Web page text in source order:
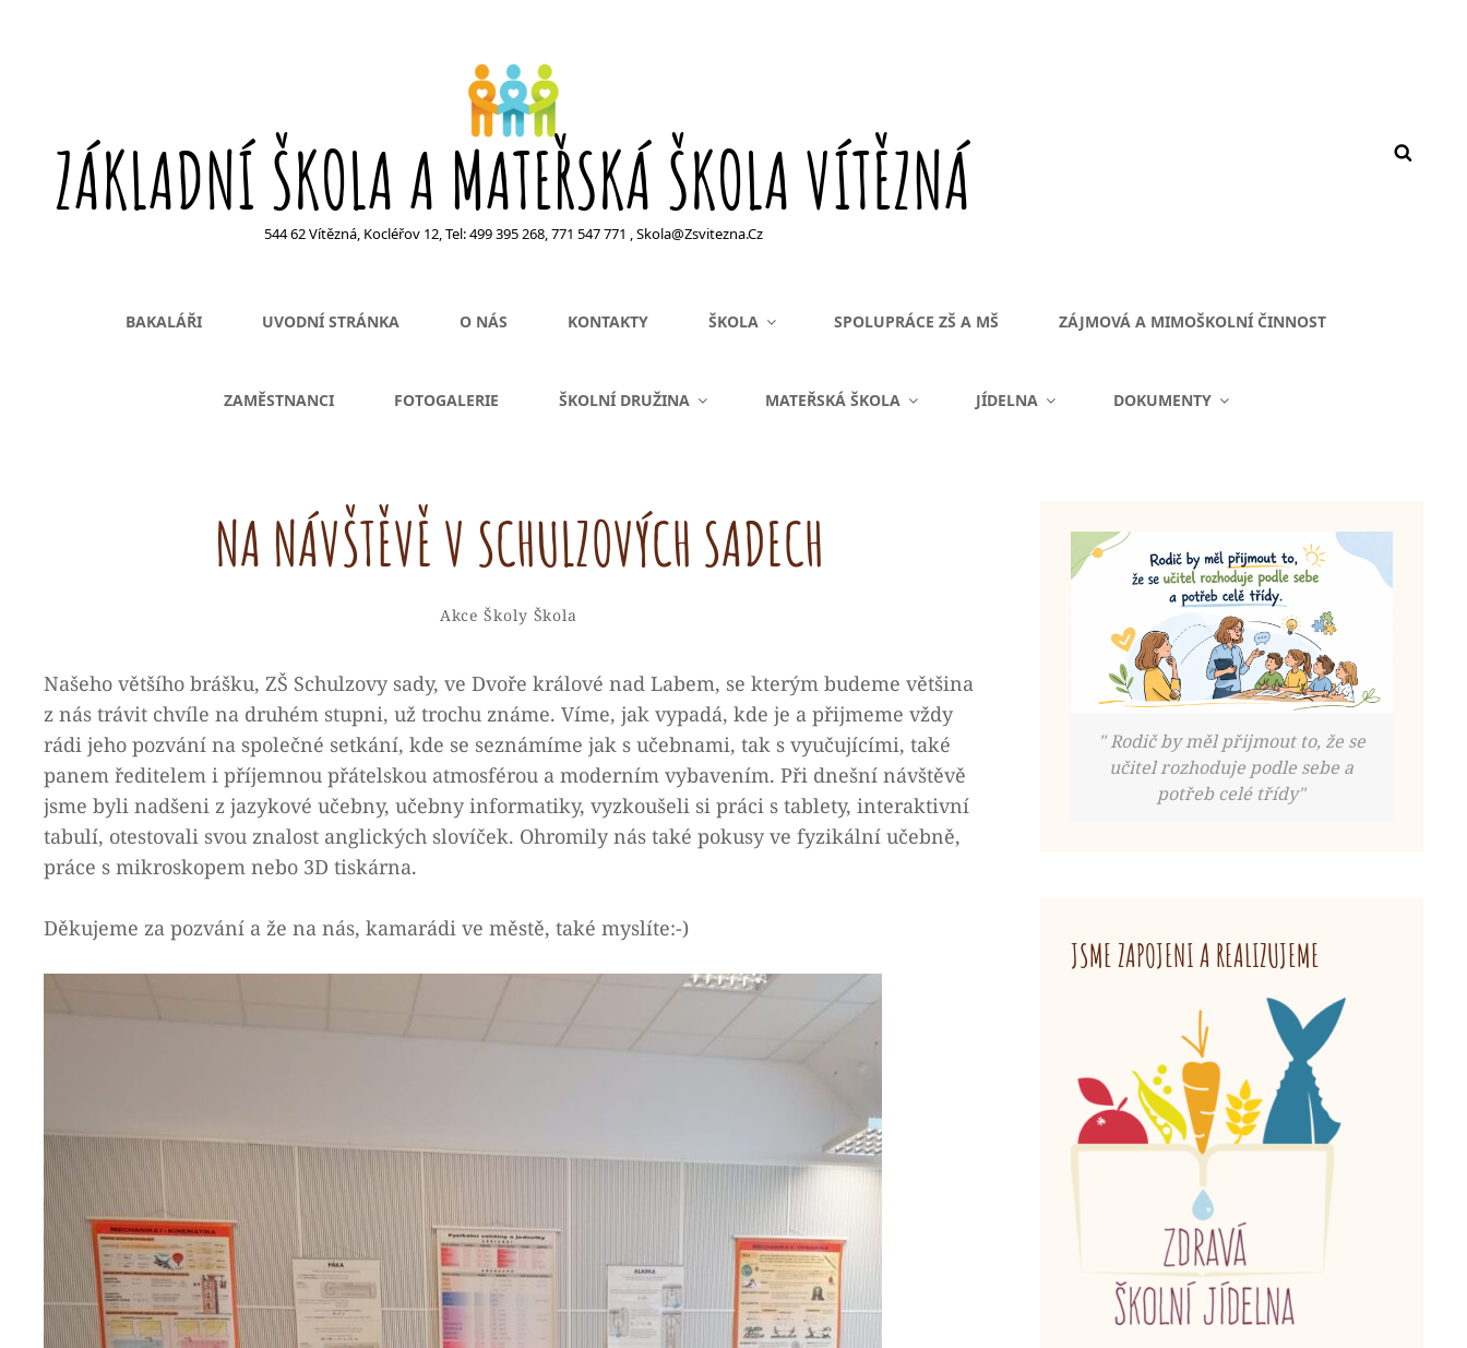
ZÁKLADNÍ ŠKOLA A MATEŘSKÁ ŠKOLA VÍTĚZNÁ
544 62 Vítězná, Kocléřov 12, Tel: 499 395 268, 771 547 771 , Skola@zsvitezna.cz
BAKALÁŘI UVODNÍ STRÁNKA O NÁS KONTAKTY ŠKOLA SPOLUPRÁCE ZŠ A MŠ ZÁJMOVÁ A MIMOŠKOLNÍ ČINNOST
ZAMĚSTNANCI FOTOGALERIE ŠKOLNÍ DRUŽINA MATEŘSKÁ ŠKOLA JÍDELNA DOKUMENTY
NA NÁVŠTĚVĚ V SCHULZOVÝCH SADECH
Categories
Akce Školy Škola
Našeho většího brášku, ZŠ Schulzovy sady, ve Dvoře králové nad Labem, se kterým budeme většina
z nás trávit chvíle na druhém stupni, už trochu známe. Víme, jak vypadá, kde je a přijmeme vždy
rádi jeho pozvání na společné setkání, kde se seznámíme jak s učebnami, tak s vyučujícími, také
panem ředitelem i příjemnou přátelskou atmosférou a moderním vybavením. Při dnešní návštěvě
jsme byli nadšeni z jazykové učebny, učebny informatiky, vyzkoušeli si práci s tablety, interaktivní
tabulí, otestovali svou znalost anglických slovíček. Ohromily nás také pokusy ve fyzikální učebně,
práce s mikroskopem nebo 3D tiskárna.
Děkujeme za pozvání a že na nás, kamarádi ve městě, také myslíte:-)
" Rodič by měl přijmout to, že se
učitel rozhoduje podle sebe a
potřeb celé třídy"
JSME ZAPOJENI A REALIZUJEME